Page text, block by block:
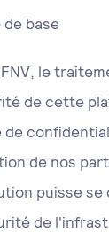
base
le
de cette
de nos
puisse
de